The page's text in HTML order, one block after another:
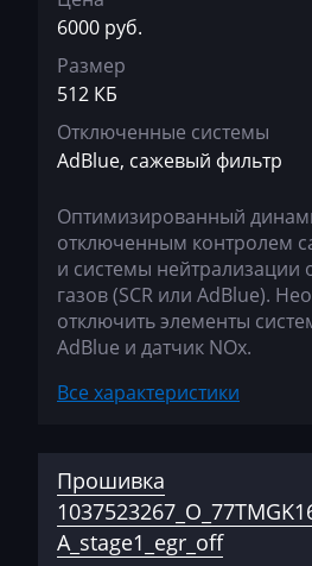
BMW
BobCat
Bomag
Brilliance
BYD
Cadillac
Camc
Challenger
Changan
Bosch MEV9.2
Bosch MEV9.2.2
Bosch MEV9.4.6
Bosch MEVD17.2.х
Bosch MG1 (MG1CS003)
Bosch MG1 (MG1CS201)
Siemens MS41
Siemens MS42
Siemens MS43
Siemens MSD80 (83.5)
Siemens MSD85.x(87.x)
6000 руб.
Размер
512 КБ
Отключенные системы
AdBlue, сажевый фильтр
Оптимизированный
отключенным контролем
и системы нейтрализации
газов (SCR или AdBlue).
отключить элементы
AdBlue и датчик NOx.
Все характеристики
Прошивка
A_stage1_egr_off